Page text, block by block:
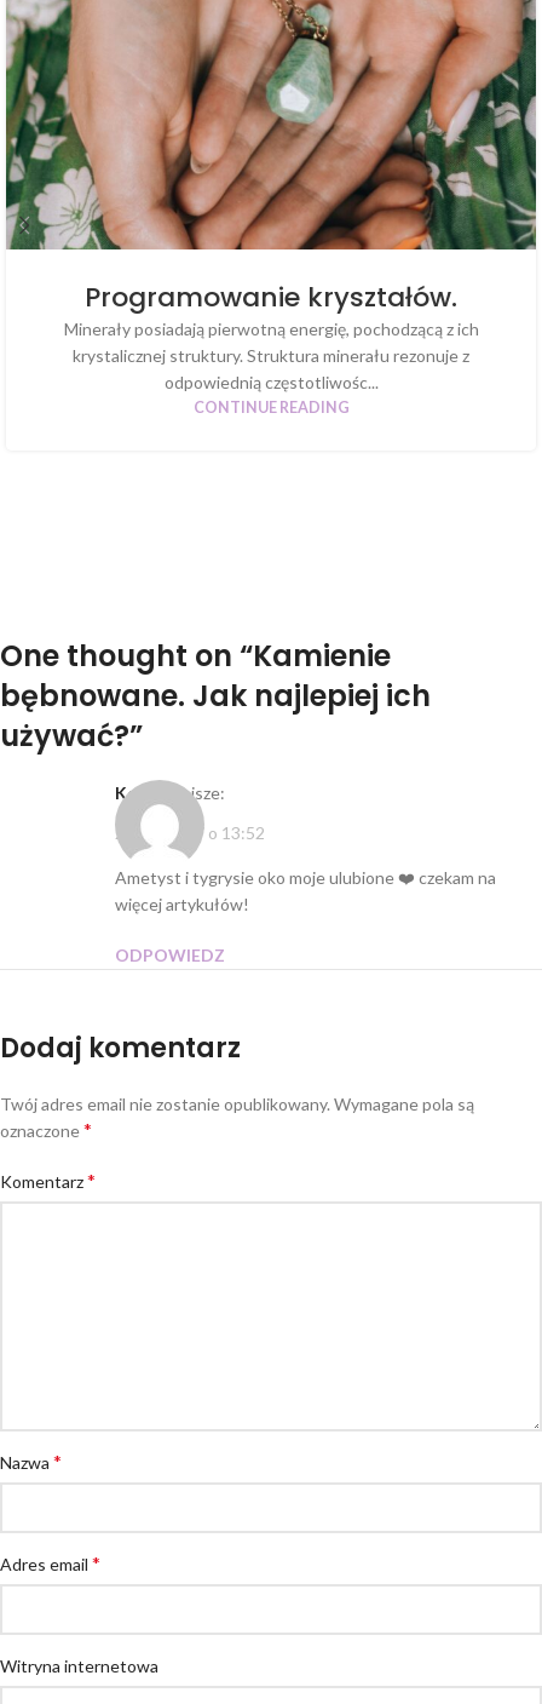
Programowanie kryształów.
Minerały posiadają pierwotną energię, pochodzącą z ich
krystalicznej struktury. Struktura minerału rezonuje z
odpowiednią częstotliwośc...
CONTINUE READING
One thought on “Kamienie
bębnowane. Jak najlepiej ich
używać?”
Kostka
pisze:
2023-04-07 o 13:52
Ametyst i tygrysie oko moje ulubione ❤️ czekam na
więcej artykułów!
ODPOWIEDZ
Dodaj komentarz
Twój adres email nie zostanie opublikowany. Wymagane pola są
oznaczone*
Komentarz*
Nazwa *
Adres email *
Witryna internetowa